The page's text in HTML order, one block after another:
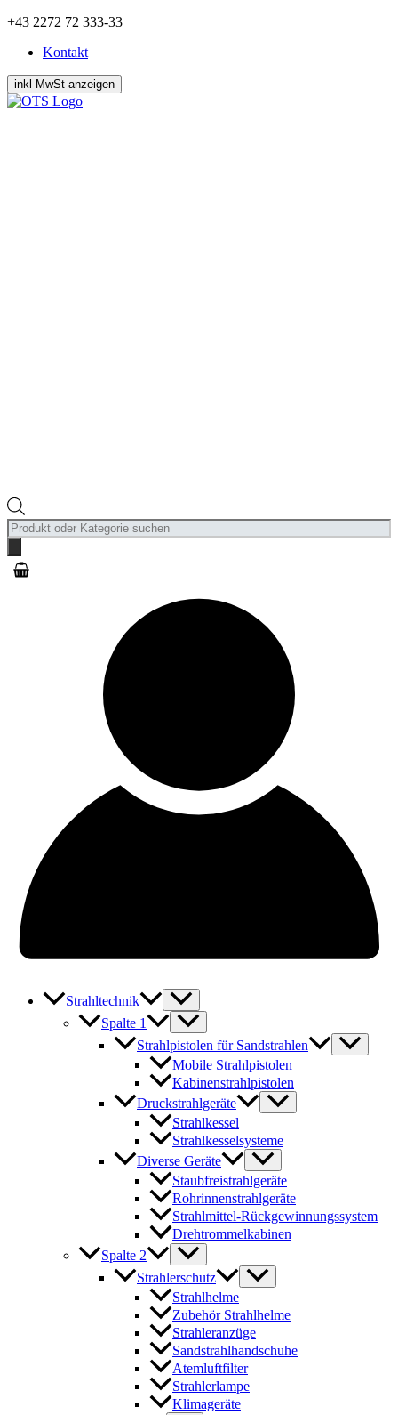
Zum
springen
+43 2272 72 333-33
Kontakt
Products
search
Strahltechnik
Spalte 1
Strahlpistolen für Sandstrahlen
Mobile Strahlpistolen
Kabinenstrahlpistolen
Druckstrahlgeräte
Strahlkessel
Strahlkesselsysteme
Diverse Geräte
Staubfreistrahlgeräte
Rohrinnenstrahlgeräte
Strahlmittel-Rückgewinnungssystem
Drehtrommelkabinen
Spalte 2
Strahlerschutz
Strahlhelme
Zubehör Strahlhelme
Strahleranzüge
Sandstrahlhandschuhe
Atemluftfilter
Strahlerlampe
Klimageräte